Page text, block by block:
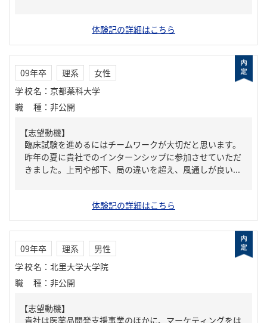
体験記の詳細はこちら
09年卒 理系
女性
学校名 ： 京都薬科大学
職種 ： 非公開
【志望動機】
臨床試験を進めるにはチームワークが大切だと思います。
昨年の夏に貴社でのインターンシップに参加させていただ
きました。上司や部下、局の違いを超え、風通しが良い...
体験記の詳細はこちら
09年卒 理系
男性
学校名 ： 北里大学大学院
職種 ： 非公開
【志望動機】
貴社は医薬品開発支援事業のほかに、マーケティングをは